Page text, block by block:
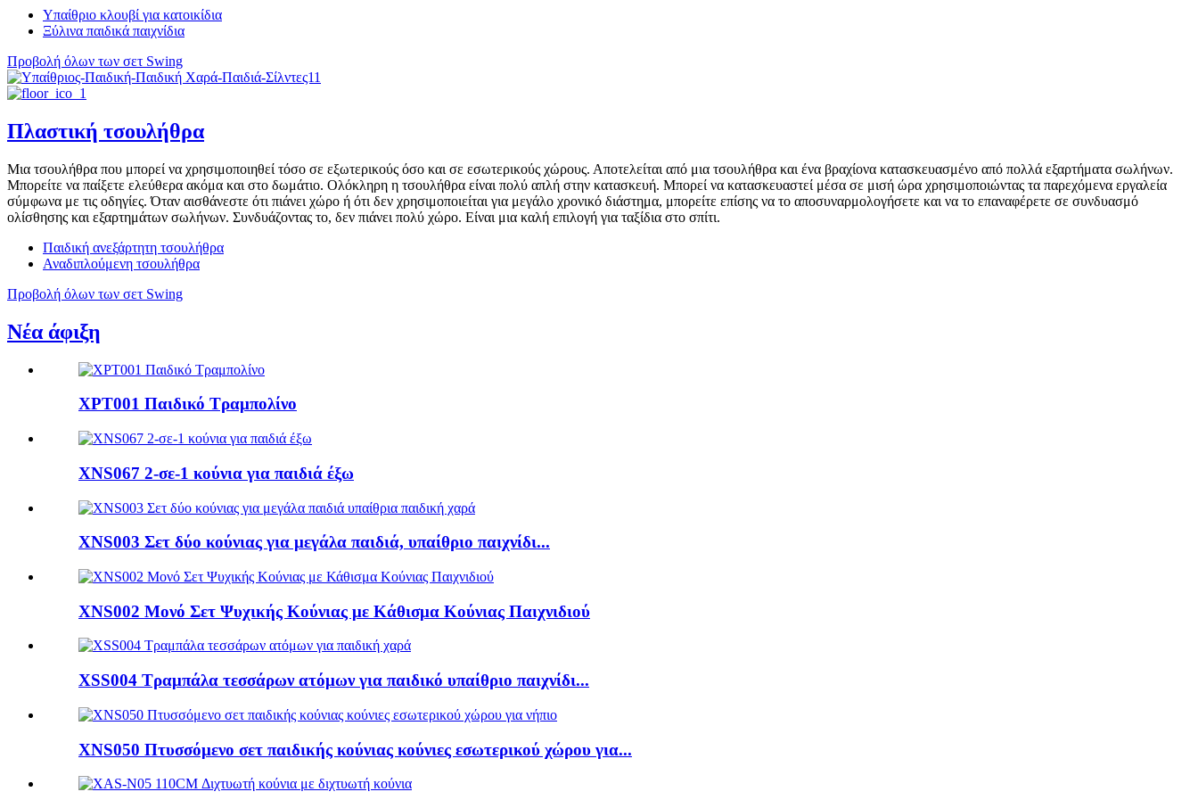
Υπαίθριο κλουβί για κατοικίδια
Ξύλινα παιδικά παιχνίδια
Προβολή όλων των σετ Swing
Πλαστική τσουλήθρα
Μια τσουλήθρα που μπορεί να χρησιμοποιηθεί τόσο σε εξωτερικούς όσο και σε εσωτερικούς χώρους. Αποτελείται από μια τσουλήθρα και ένα βραχίονα κατασκευασμένο από πολλά εξαρτήματα σωλήνων.
Μπορείτε να παίξετε ελεύθερα ακόμα και στο δωμάτιο. Ολόκληρη η τσουλήθρα είναι πολύ απλή στην κατασκευή. Μπορεί να κατασκευαστεί μέσα σε μισή ώρα χρησιμοποιώντας τα παρεχόμενα εργαλεία
σύμφωνα με τις οδηγίες. Όταν αισθάνεστε ότι πιάνει χώρο ή ότι δεν χρησιμοποιείται για μεγάλο χρονικό διάστημα, μπορείτε επίσης να το αποσυναρμολογήσετε και να το επαναφέρετε σε συνδυασμό
ολίσθησης και εξαρτημάτων σωλήνων. Συνδυάζοντας το, δεν πιάνει πολύ χώρο. Είναι μια καλή επιλογή για ταξίδια στο σπίτι.
Παιδική ανεξάρτητη τσουλήθρα
Αναδιπλούμενη τσουλήθρα
Προβολή όλων των σετ Swing
Νέα άφιξη
XPT001 Παιδικό Τραμπολίνο
XNS067 2-σε-1 κούνια για παιδιά έξω
XNS003 Σετ δύο κούνιας για μεγάλα παιδιά, υπαίθριο παιχνίδι...
XNS002 Μονό Σετ Ψυχικής Κούνιας με Κάθισμα Κούνιας Παιχνιδιού
XSS004 Τραμπάλα τεσσάρων ατόμων για παιδικό υπαίθριο παιχνίδι...
XNS050 Πτυσσόμενο σετ παιδικής κούνιας κούνιες εσωτερικού χώρου για...